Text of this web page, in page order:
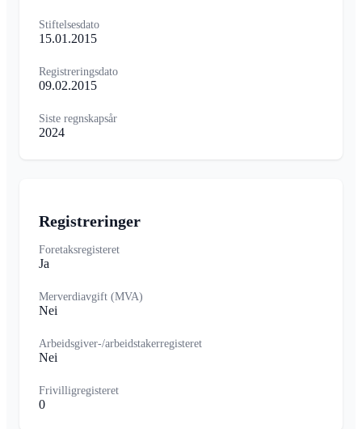
Stiftelsesdato
15.01.2015
Registreringsdato
09.02.2015
Siste regnskapsår
2024
Registreringer
Foretaksregisteret
Ja
Merverdiavgift (MVA)
Nei
Arbeidsgiver-/arbeidstakerregisteret
Nei
Frivilligregisteret
0